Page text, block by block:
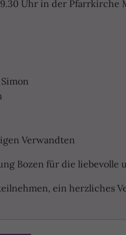
Uhr in der Pfarrkirche
Verwandten
Bozen für die liebevolle
ein herzliches